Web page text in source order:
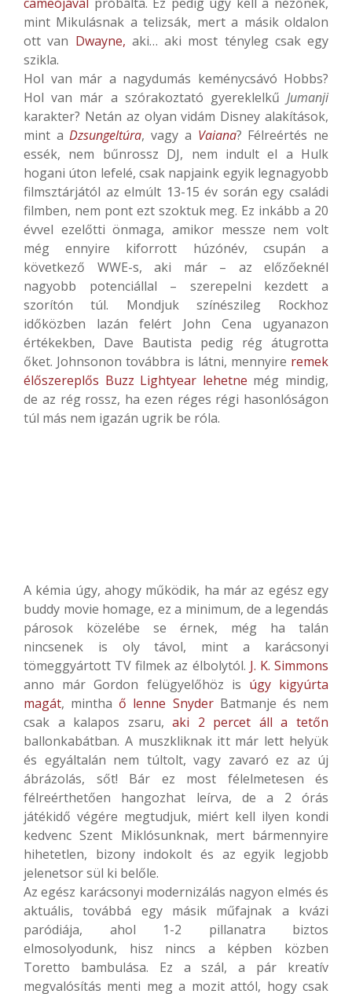
mint Mikulásnak a telizsák, mert a másik oldalon
ott van Dwayne, aki… aki most tényleg csak egy
szikla.
Hol van már a nagydumás keménycsávó Hobbs?
Hol van már a szórakoztató gyereklelkű Jumanji
karakter? Netán az olyan vidám Disney alakítások,
mint aDzsungeltúra, vagy a Vaiana? Félreértés ne
essék, nem bűnrossz DJ, nem indult el a Hulk
hogani úton lefelé, csak napjaink egyik legnagyobb
filmsztárjától az elmúlt 13-15 év során egy családi
filmben, nem pont ezt szoktuk meg. Ez inkább a 20
évvel ezelőtti önmaga, amikor messze nem volt
még ennyire kiforrott húzónév, csupán a
következő WWE-s, aki már – az előzőeknél
nagyobb potenciállal – szerepelni kezdett a
szorítón túl. Mondjuk színészileg Rockhoz
időközben lazán felért John Cena ugyanazon
értékekben, Dave Bautista pedig rég átugrotta
őket. Johnsonon továbbra is látni, mennyire remek
élőszereplős Buzz Lightyear lehetne még mindig,
de az rég rossz, ha ezen réges régi hasonlóságon
túl más nem igazán ugrik be róla.
A kémia úgy, ahogy működik, ha már az egész egy
buddy movie homage, ez a minimum, de a legendás
párosok közelébe se érnek, még ha talán
nincsenek is oly távol, mint a karácsonyi
tömeggyártott TV filmek az élbolytól. J. K. Simmons
anno már Gordon felügyelőhöz is úgy kigyúrta
magát, mintha ő lenne SnyderBatmanje és nem
csak a kalapos zsaru,aki 2 percet áll a tetőn
ballonkabátban. A muszkliknak itt már lett helyük
és egyáltalán nem túltolt, vagy zavaró ez az új
ábrázolás, sőt! Bár ez most félelmetesen és
félreérthetően hangozhat leírva, de a 2 órás
játékidő végére megtudjuk, miért kell ilyen kondi
kedvenc Szent Miklósunknak, mert bármennyire
hihetetlen, bizony indokolt és az egyik legjobb
jelenetsor sül ki belőle.
Az egész karácsonyi modernizálás nagyon elmés és
aktuális, továbbá egy másik műfajnak a kvázi
paródiája, ahol 1-2 pillanatra biztos
elmosolyodunk, hisz nincs a képben közben
Toretto bambulása. Ez a szál, a pár kreatív
megvalósítás menti meg a mozit attól, hogy csak